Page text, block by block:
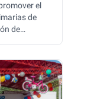
el
de
de
y
Cultural